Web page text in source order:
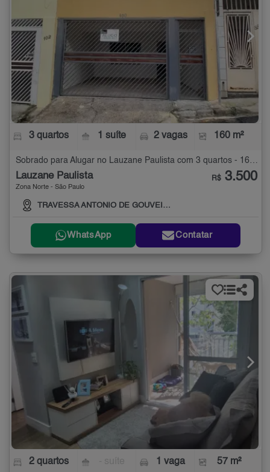
3 quartos 1 suíte 2 vagas 160 m²
Sobrado para Alugar no Lauzane Paulista com 3 quartos - 160 m²
Lauzane Paulista
Zona Norte - São Paulo
TRAVESSA ANTONIO DE GOUVEIA, 100
R$ 3.500
WhatsApp Contatar
2 quartos 1 vaga 57 m²